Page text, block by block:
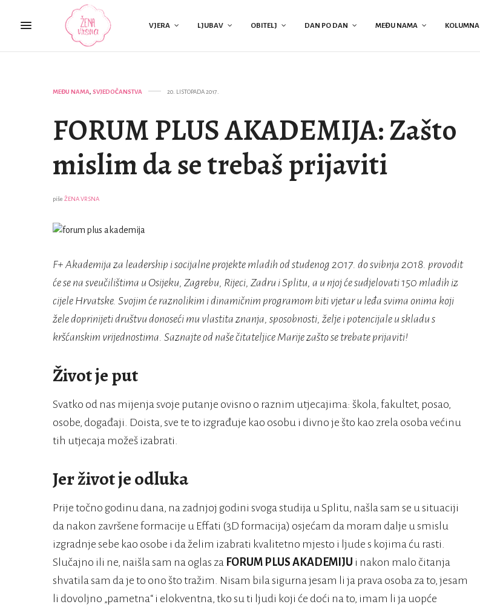
VJERA LJUBAV OBITELJ DAN PO DAN MEĐU NAMA KOLUMNA
MEĐU NAMA, SVJEDOČANSTVA 20. LISTOPADA 2017.
FORUM PLUS AKADEMIJA: Zašto
mislim da se trebaš prijaviti
piše ŽENA VRSNA
F+ Akademija za leadership i socijalne projekte mladih od studenog 2017. do svibnja 2018. provodit
će se na sveučilištima u Osijeku, Zagrebu, Rijeci, Zadru i Splitu, a u njoj će sudjelovati 150 mladih iz
cijele Hrvatske. Svojim će raznolikim i dinamičnim programom biti vjetar u leđa svima onima koji
žele doprinijeti društvu donoseći mu vlastita znanja, sposobnosti, želje i potencijale u skladu s
kršćanskim vrijednostima. Saznajte od naše čitateljice Marije zašto se trebate prijaviti!
Život je put
Svatko od nas mijenja svoje putanje ovisno o raznim utjecajima: škola, fakultet, posao,
osobe, događaji. Doista, sve te to izgrađuje kao osobu i divno je što kao zrela osoba većinu
tih utjecaja možeš izabrati.
Jer život je odluka
Prije točno godinu dana, na zadnjoj godini svoga studija u Splitu, našla sam se u situaciji
da nakon završene formacije u Effati (3D formacija) osjećam da moram dalje u smislu
izgradnje sebe kao osobe i da želim izabrati kvalitetno mjesto i ljude s kojima ću rasti.
Slučajno ili ne, naišla sam na oglas za FORUM PLUS AKADEMIJU i nakon malo čitanja
shvatila sam da je to ono što tražim. Nisam bila sigurna jesam li ja prava osoba za to, jesam
li dovoljno „pametna“ i elokventna, tko su ti ljudi koji će doći na to, imam li ja uopće